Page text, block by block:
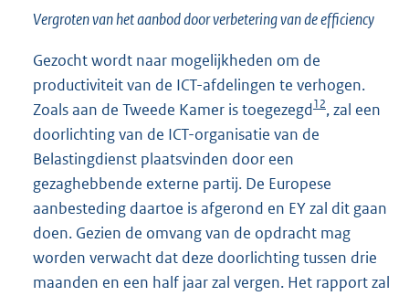
Vergroten van het aanbod door verbetering van de efficiency
Gezocht wordt naar mogelijkheden om de
productiviteit van de ICT-afdelingen te verhogen.
Zoals aan de Tweede Kamer is toegezegd12, zal een
doorlichting van de ICT-organisatie van de
Belastingdienst plaatsvinden door een
gezaghebbende externe partij. De Europese
aanbesteding daartoe is afgerond en EY zal dit gaan
doen. Gezien de omvang van de opdracht mag
worden verwacht dat deze doorlichting tussen drie
maanden en een half jaar zal vergen. Het rapport zal